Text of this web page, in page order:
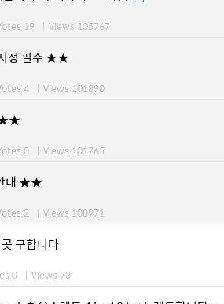
19 | Views 105767
정 필수 ★★
4 | Views 101890
★★
0 | Views 101765
내 ★★
2 | Views 108971
구합니다
0 | Views 73